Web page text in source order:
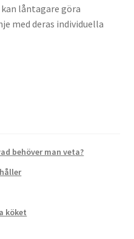
låntagare göra
med deras individuella
behöver man veta?
köket